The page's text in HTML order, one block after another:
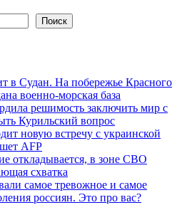
Поиск
в Судан. На побережье Красного
военно-морская база
решимость заключить мир с
Курильский вопрос
новую встречу с украинской
AFP
откладывается, в зоне СВО
схватка
самое тревожное и самое
россиян. Это про вас?